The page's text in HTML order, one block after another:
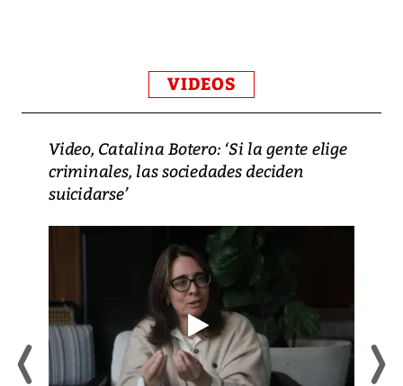
VIDEOS
Video, Catalina Botero: ‘Si la gente elige
criminales, las sociedades deciden
suicidarse’